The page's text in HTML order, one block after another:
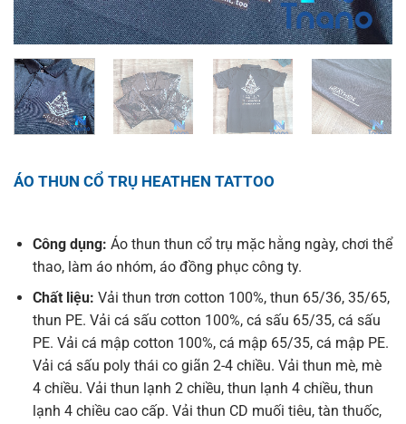
ÁO THUN CỔ TRỤ HEATHEN TATTOO
Công dụng: Áo thun thun cổ trụ mặc hằng ngày, chơi thể
thao, làm áo nhóm, áo đồng phục công ty.
Chất liệu: Vải thun trơn cotton 100%, thun 65/36, 35/65,
thun PE. Vải cá sấu cotton 100%, cá sấu 65/35, cá sấu
PE. Vải cá mập cotton 100%, cá mập 65/35, cá mập PE.
Vải cá sấu poly thái co giãn 2-4 chiều. Vải thun mè, mè
4 chiều. Vải thun lạnh 2 chiều, thun lạnh 4 chiều, thun
lạnh 4 chiều cao cấp. Vải thun CD muối tiêu, tàn thuốc,